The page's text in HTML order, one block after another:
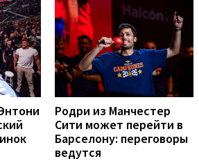
Родри из Манчестер
Сити может перейти в
Барселону: переговоры
ведутся